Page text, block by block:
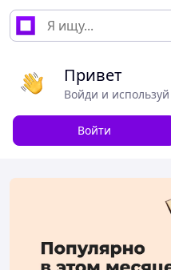
Привет
Войди и
Войти